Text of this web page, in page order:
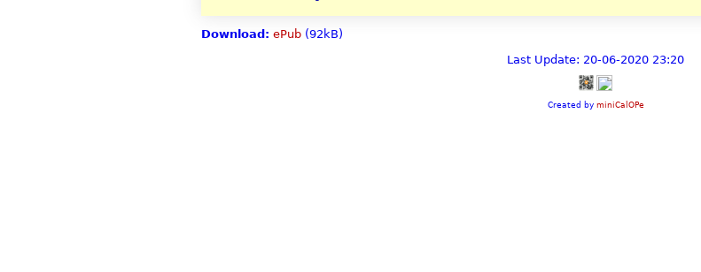
Download: ePub (92kB)
Last Update: 20-06-2020 23:20
Created by miniCalOPe